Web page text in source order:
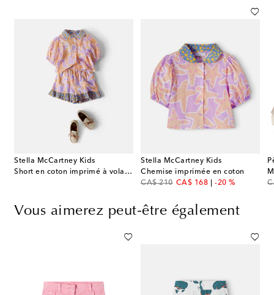
Stella McCartney Kids
Short en coton imprimé à volants
Stella McCartney Kids
Chemise imprimée en coton
CA$ 210
original priceCA$ 168
discount price
-20 %
Vous aimerez peut-être également